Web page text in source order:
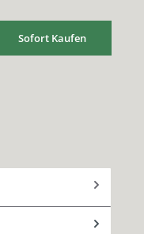
benutze die Schaltflächen um
Sofort Kaufen